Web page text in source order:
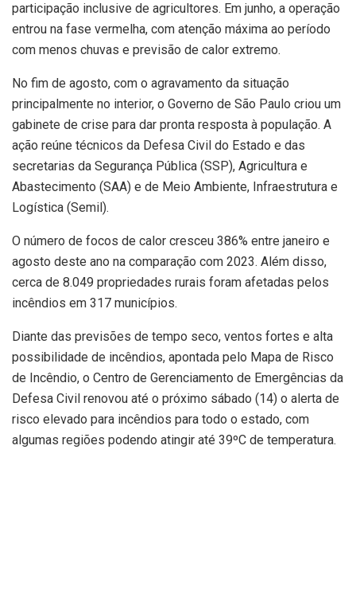
participação inclusive de agricultores. Em junho, a operação
entrou na fase vermelha, com atenção máxima ao período
com menos chuvas e previsão de calor extremo.
No fim de agosto, com o agravamento da situação
principalmente no interior, o Governo de São Paulo criou um
gabinete de crise para dar pronta resposta à população. A
ação reúne técnicos da Defesa Civil do Estado e das
secretarias da Segurança Pública (SSP), Agricultura e
Abastecimento (SAA) e de Meio Ambiente, Infraestrutura e
Logística (Semil).
O número de focos de calor cresceu 386% entre janeiro e
agosto deste ano na comparação com 2023. Além disso,
cerca de 8.049 propriedades rurais foram afetadas pelos
incêndios em 317 municípios.
Diante das previsões de tempo seco, ventos fortes e alta
possibilidade de incêndios, apontada pelo Mapa de Risco
de Incêndio, o Centro de Gerenciamento de Emergências da
Defesa Civil renovou até o próximo sábado (14) o alerta de
risco elevado para incêndios para todo o estado, com
algumas regiões podendo atingir até 39ºC de temperatura.